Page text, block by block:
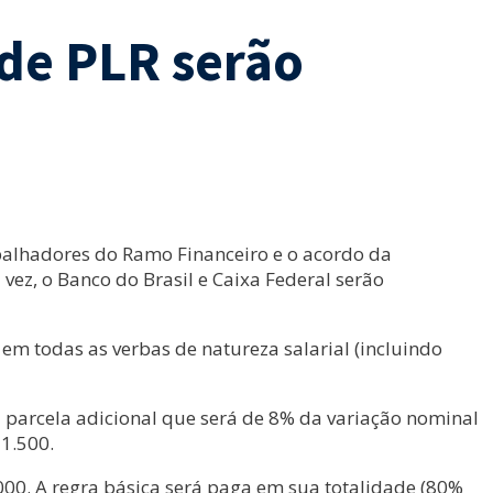
PLR serão
do Ramo Financeiro e o acordo da
o Banco do Brasil e Caixa Federal serão
todas as verbas de natureza salarial (incluindo
adicional que será de 8% da variação nominal
A regra básica será paga em sua totalidade (80%